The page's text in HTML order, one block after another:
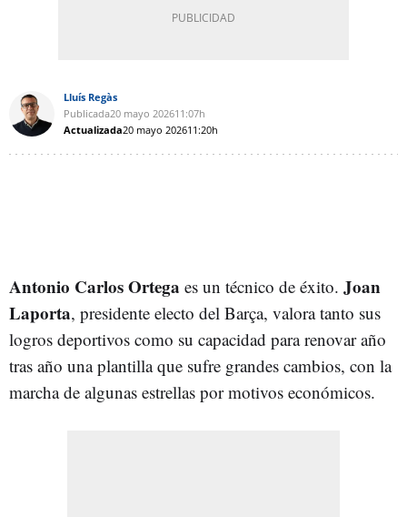
Lluís Regàs
Publicada20 mayo 202611:07h
Actualizada20 mayo 202611:20h
Antonio Carlos Ortega es un técnico de éxito. Joan
Laporta, presidente electo del Barça, valora tanto sus
logros deportivos como su capacidad para renovar año
tras año una plantilla que sufre grandes cambios, con la
marcha de algunas estrellas por motivos económicos.